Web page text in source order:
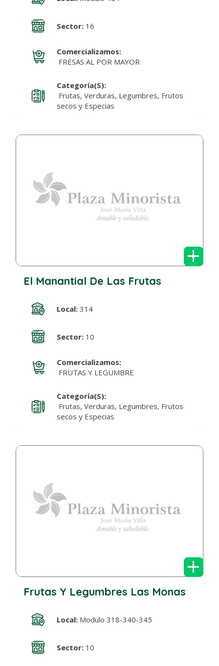
Sector:16
Comercializamos:
FRESAS AL POR MAYOR
Categoría(s):
Frutas, Verduras, Legumbres, Frutos
secos y Especias
+
El Manantial De Las Frutas
Local:314
Sector:10
Comercializamos:
FRUTAS Y LEGUMBRE
Categoría(s):
Frutas, Verduras, Legumbres, Frutos
secos y Especias
+
Frutas Y Legumbres Las Monas
Local:Modulo 318-340-345
Sector:10